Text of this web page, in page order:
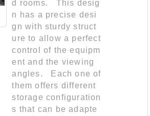
d rooms. This desig
n has a precise desi
gn with sturdy struct
ure to allow a perfect
control of the equipm
ent and the viewing
angles. Each one of
them offers different
storage configuration
s that can be adapte